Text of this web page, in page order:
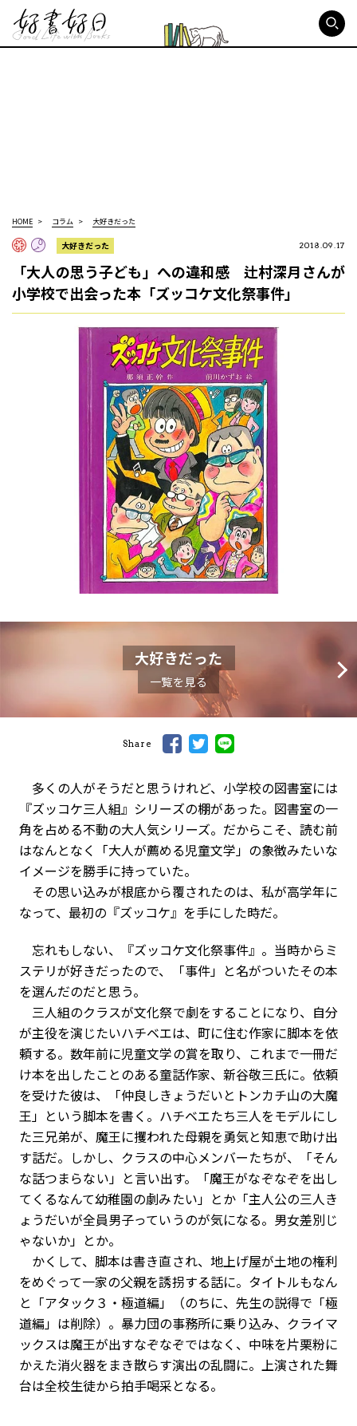
HOME コラム 大好きだった
大好きだった 2018.09.17
「大人の思う子ども」への違和感 辻村深月さんが
小学校で出会った本「ズッコケ文化祭事件」
大好きだった
一覧を見る
Share
多くの人がそうだと思うけれど、小学校の図書室には
『ズッコケ三人組』シリーズの棚があった。図書室の一
角を占める不動の大人気シリーズ。だからこそ、読む前
はなんとなく「大人が薦める児童文学」の象徴みたいな
イメージを勝手に持っていた。
その思い込みが根底から覆されたのは、私が高学年に
なって、最初の『ズッコケ』を手にした時だ。
忘れもしない、『ズッコケ文化祭事件』。当時からミ
ステリが好きだったので、「事件」と名がついたその本
を選んだのだと思う。
三人組のクラスが文化祭で劇をすることになり、自分
が主役を演じたいハチベエは、町に住む作家に脚本を依
頼する。数年前に児童文学の賞を取り、これまで一冊だ
け本を出したことのある童話作家、新谷敬三氏に。依頼
を受けた彼は、「仲良しきょうだいとトンカチ山の大魔
王」という脚本を書く。ハチベエたち三人をモデルにし
た三兄弟が、魔王に攫われた母親を勇気と知恵で助け出
す話だ。しかし、クラスの中心メンバーたちが、「そん
な話つまらない」と言い出す。「魔王がなぞなぞを出し
てくるなんて幼稚園の劇みたい」とか「主人公の三人き
ょうだいが全員男子っていうのが気になる。男女差別じ
ゃないか」とか。
かくして、脚本は書き直され、地上げ屋が土地の権利
をめぐって一家の父親を誘拐する話に。タイトルもなん
と「アタック３・極道編」（のちに、先生の説得で「極
道編」は削除）。暴力団の事務所に乗り込み、クライマ
ックスは魔王が出すなぞなぞではなく、中味を片栗粉に
かえた消火器をまき散らす演出の乱闘に。上演された舞
台は全校生徒から拍手喝采となる。